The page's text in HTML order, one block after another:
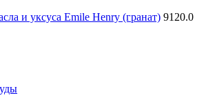
и уксуса Emile Henry (гранат) 9120.0